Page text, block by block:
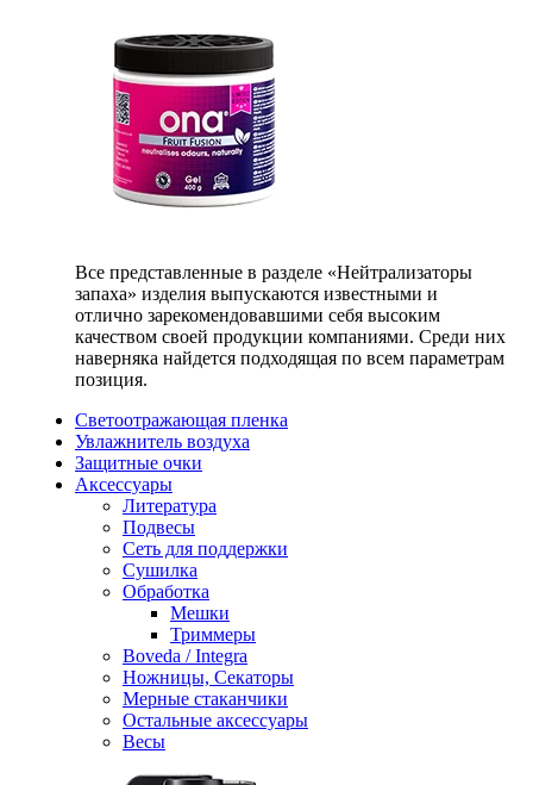
Все представленные в разделе «Нейтрализаторы
запаха» изделия выпускаются известными и
отлично зарекомендовавшими себя высоким
качеством своей продукции компаниями. Среди них
наверняка найдется подходящая по всем параметрам
позиция.
Светоотражающая пленка
Увлажнитель воздуха
Защитные очки
Аксессуары
Литература
Подвесы
Сеть для поддержки
Сушилка
Обработка
Мешки
Триммеры
Boveda / Integra
Ножницы, Секаторы
Мерные стаканчики
Остальные аксессуары
Весы